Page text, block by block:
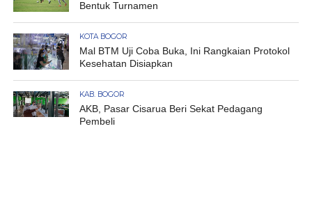
Bentuk Turnamen
KOTA BOGOR
Mal BTM Uji Coba Buka, Ini Rangkaian Protokol
Kesehatan Disiapkan
KAB. BOGOR
AKB, Pasar Cisarua Beri Sekat Pedagang
Pembeli